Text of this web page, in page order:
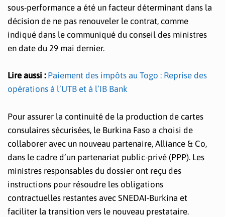
sous-performance a été un facteur déterminant dans la
décision de ne pas renouveler le contrat, comme
indiqué dans le communiqué du conseil des ministres
en date du 29 mai dernier.
Lire aussi : Paiement des impôts au Togo : Reprise des
opérations à l’UTB et à l’IB Bank
Pour assurer la continuité de la production de cartes
consulaires sécurisées, le Burkina Faso a choisi de
collaborer avec un nouveau partenaire, Alliance & Co,
dans le cadre d’un partenariat public-privé (PPP). Les
ministres responsables du dossier ont reçu des
instructions pour résoudre les obligations
contractuelles restantes avec SNEDAI-Burkina et
faciliter la transition vers le nouveau prestataire.